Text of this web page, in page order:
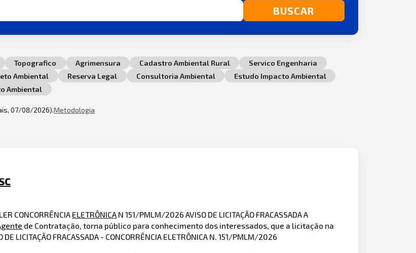
BUSCAR
Topografico Agrimensura Cadastro Ambiental Rural
Servico Engenharia
Ambiental Reserva Legal Consultoria Ambiental
Estudo Impacto Ambiental
Ambiental
07/08/2026).Metodologia
CONCORRÊNCIA ELETRÔNICA N 151/PMLM/2026 AVISO DE LICITAÇÃO FRACASSADA A
de Contratação, torna público para conhecimento dos interessados, que a licitação na
FRACASSADA - CONCORRÊNCIA ELETRÔNICA N. 151/PMLM/2026